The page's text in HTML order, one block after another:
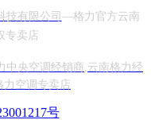
技有限公司 —格力官方云南
专卖店
中央空调经销商 云南格力经
力空调专卖店
号